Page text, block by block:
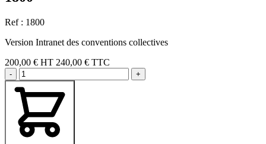
Ref : 1800
Version Intranet des conventions collectives
200,00 € HT 240,00 € TTC
- +